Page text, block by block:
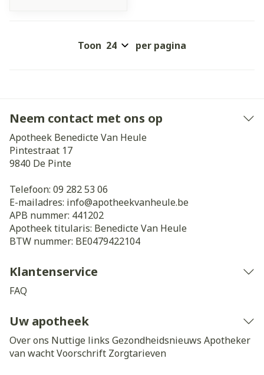
Toon per pagina
Neem contact met ons op
Apotheek Benedicte Van Heule
Pintestraat 17
9840 De Pinte
Telefoon: 09 282 53 06
E-mailadres: info@apotheekvanheule.be
APB nummer: 441202
Apotheek titularis: Benedicte Van Heule
BTW nummer: BE0479422104
Klantenservice
FAQ
Uw apotheek
Over ons Nuttige links Gezondheidsnieuws Apotheker
van wachtVoorschrift Zorgtarieven